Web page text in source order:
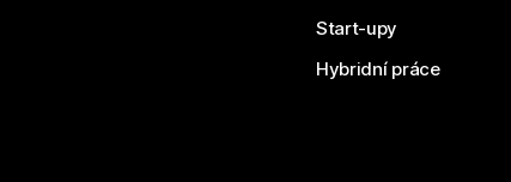
Start-upy
Hybridní práce